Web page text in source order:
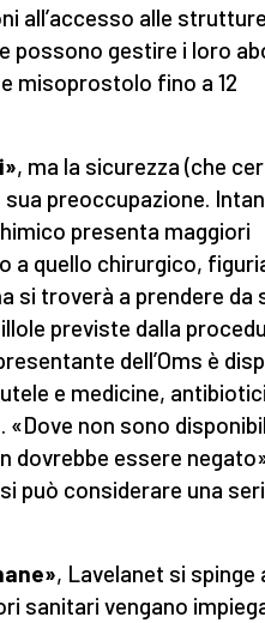
all’accesso alle
possono gestire i loro
misoprostolo fino a 12
, ma la sicurezza (che
sua preoccupazione.
presenta maggiori
a quello chirurgico,
si troverà a prendere da
previste dalla
dell’Oms è
e medicine,
«Dove non sono
dovrebbe essere
può considerare una
, Lavelanet si spinge
sanitari vengano